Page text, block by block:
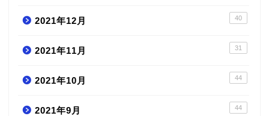
2021年12月 40
2021年11月 31
2021年10月 44
2021年9月 44